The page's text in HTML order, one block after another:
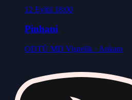
12 Eylül 18:00
Pinhani
ODTÜ MD Vişnelik · Ankara